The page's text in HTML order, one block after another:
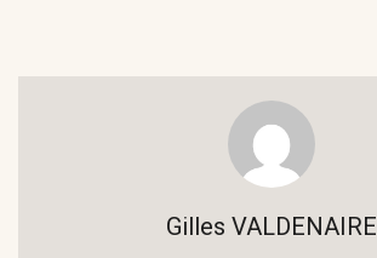
Gilles VALDENAIRE